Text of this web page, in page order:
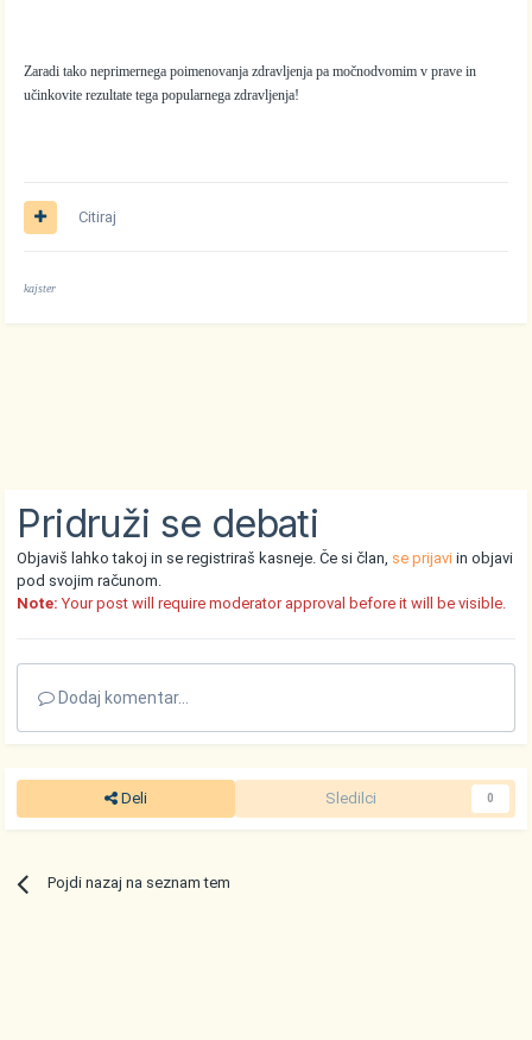
Zaradi tako neprimernega poimenovanja zdravljenja pa močnodvomim v prave in
učinkovite rezultate tega popularnega zdravljenja!
Citiraj
kajster
Pridruži se debati
Objaviš lahko takoj in se registriraš kasneje. Če si član, se prijavi in objavi
pod svojim računom.
Note: Your post will require moderator approval before it will be visible.
Dodaj komentar...
Deli Sledilci 0
Pojdi nazaj na seznam tem